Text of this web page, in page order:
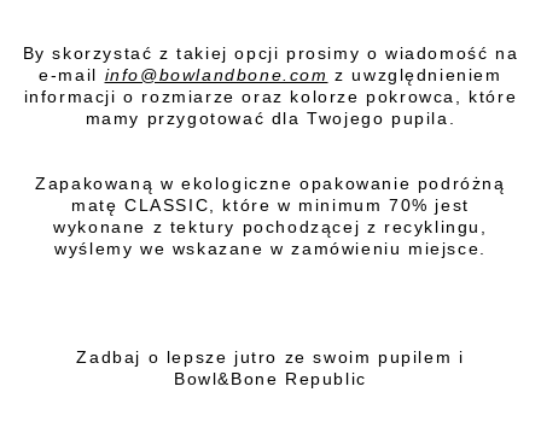
By skorzystać z takiej opcji prosimy o wiadomość na
e-mail info@bowlandbone.com z uwzględnieniem
informacji o rozmiarze oraz kolorze pokrowca, które
mamy przygotować dla Twojego pupila.
Zapakowaną w ekologiczne opakowanie podróżną
matę CLASSIC, które w minimum 70% jest
wykonane z tektury pochodzącej z recyklingu,
wyślemy we wskazane w zamówieniu miejsce.
Zadbaj o lepsze jutro ze swoim pupilem i
Bowl&Bone Republic